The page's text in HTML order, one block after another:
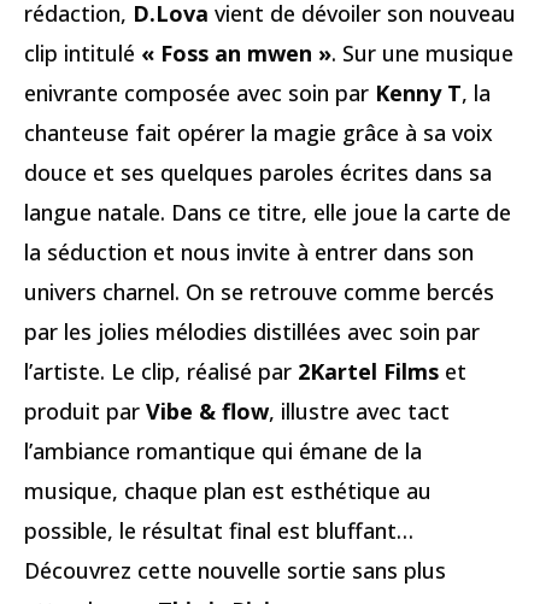
rédaction, D.Lova vient de dévoiler son nouveau
clip intitulé « Foss an mwen ». Sur une musique
enivrante composée avec soin par Kenny T, la
chanteuse fait opérer la magie grâce à sa voix
douce et ses quelques paroles écrites dans sa
langue natale. Dans ce titre, elle joue la carte de
la séduction et nous invite à entrer dans son
univers charnel. On se retrouve comme bercés
par les jolies mélodies distillées avec soin par
l’artiste. Le clip, réalisé par 2Kartel Films et
produit par Vibe & flow, illustre avec tact
l’ambiance romantique qui émane de la
musique, chaque plan est esthétique au
possible, le résultat final est bluffant…
Découvrez cette nouvelle sortie sans plus